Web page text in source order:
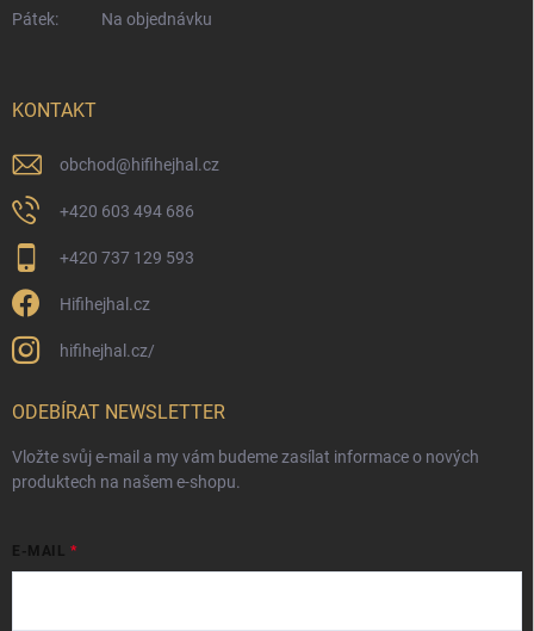
Pátek:
Na objednávku
KONTAKT
obchod@hifihejhal.cz
+420 603 494 686
+420 737 129 593
Hifihejhal.cz
hifihejhal.cz/
ODEBÍRAT NEWSLETTER
Vložte svůj e-mail a my vám budeme zasílat informace o nových
produktech na našem e-shopu.
E-MAIL